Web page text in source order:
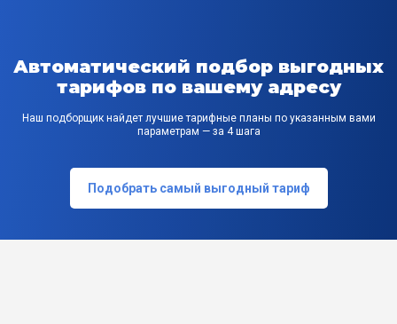
Автоматический подбор выгодных
тарифов по вашему адресу
Наш подборщик найдет лучшие тарифные планы по указанным вами
параметрам — за 4 шага
Подобрать самый выгодный тариф